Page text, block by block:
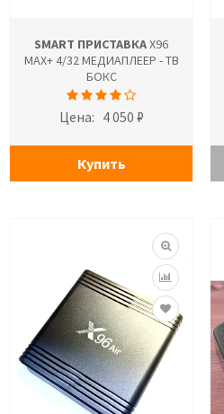
SMART ПРИСТАВКАX96
MAX+ 4/32 МЕДИАПЛЕЕР - ТВ
БОКС
Цена: 4 050 ₽
Купить